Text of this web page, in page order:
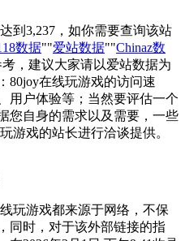
到3,237，如你需要查询该站
数据""爱站数据""Chinaz数
，建议大家请以爱站数据为
80joy在线玩游戏的访问速
用户体验等；当然要评估一个
您自身的需求以及需要，一些
游戏的站长进行洽谈提供。
玩游戏都来源于网络，不保
同时，对于该外部链接的指